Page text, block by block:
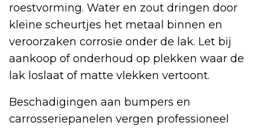
roestvorming. Water en zout dringen door
kleine scheurtjes het metaal binnen en
veroorzaken corrosie onder de lak. Let bij
aankoop of onderhoud op plekken waar de
lak loslaat of matte vlekken vertoont.
Beschadigingen aan bumpers en
carrosseriepanelen vergen professioneel